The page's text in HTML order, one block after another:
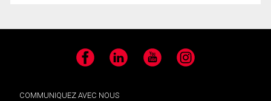
Facebook LinkedIn YouTube Instagram
COMMUNIQUEZ AVEC NOUS